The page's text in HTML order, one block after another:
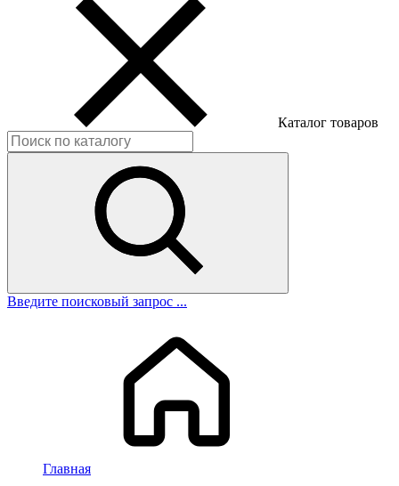
Каталог товаров
Введите поисковый запрос ...
Главная